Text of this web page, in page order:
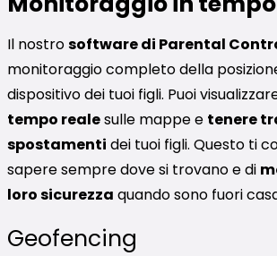
Il nostrosoftware di Parental
monitoraggio completo della
dispositivo dei tuoi figli. Puoi
tempo realesulle mappe e tenere
spostamenti dei tuoi figli. Questo ti
sapere sempre dove si trovano e di
loro sicurezza quando sono fuori
Geofencing